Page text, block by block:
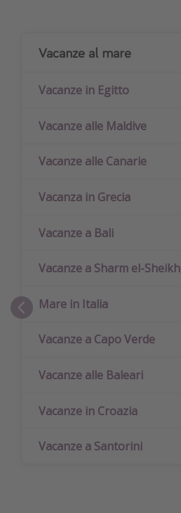
Vacanze al mare
Vacanze in Egitto
Vacanze alle Maldive
Vacanze alle Canarie
Vacanza in Grecia
Vacanze a Bali
Vacanze a Sharm el-Sheikh
Mare in Italia
Vacanze a Capo Verde
Vacanze alle Baleari
Vacanze in Croazia
Vacanze a Santorini